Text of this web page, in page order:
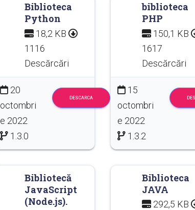
Biblioteca
Python
18,2 KB
1116
Descărcări
20
octombri
e 2022
1.3.0
DESCARCA
biblioteca
PHP
150,1 KB
1617
Descărcări
15
octombri
e 2022
1.3.2
Bibliotecă
JavaScript
(Node.js).
Biblioteca
JAVA
292,5 KB